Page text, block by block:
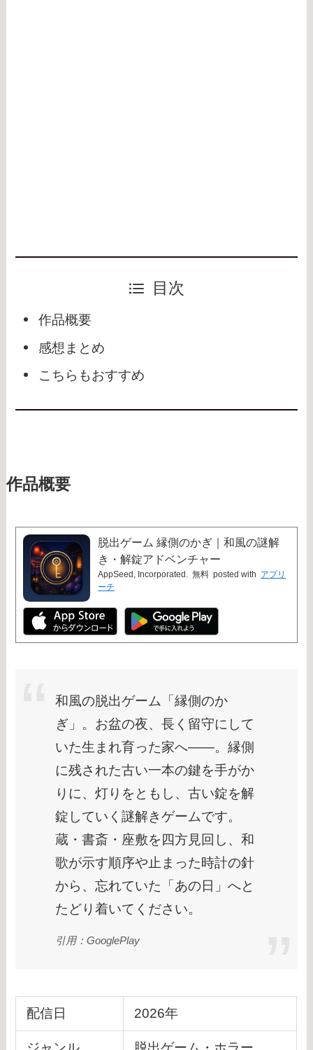
目次
作品概要
感想まとめ
こちらもおすすめ
作品概要
脱出ゲーム 縁側のかぎ｜和風の謎解
き・解錠アドベンチャー
AppSeed, Incorporated. 無料 posted with アプリ
ーチ
和風の脱出ゲーム「縁側のか
ぎ」。お盆の夜、長く留守にして
いた生まれ育った家へ――。縁側
に残された古い一本の鍵を手がか
りに、灯りをともし、古い錠を解
錠していく謎解きゲームです。
蔵・書斎・座敷を四方見回し、和
歌が示す順序や止まった時計の針
から、忘れていた「あの日」へと
たどり着いてください。
引用：GooglePlay
配信日 2026年